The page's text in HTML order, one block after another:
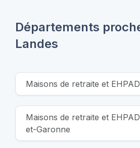
Départements
Landes
Maisons de retraite et
Maisons de retraite et
et-Garonne